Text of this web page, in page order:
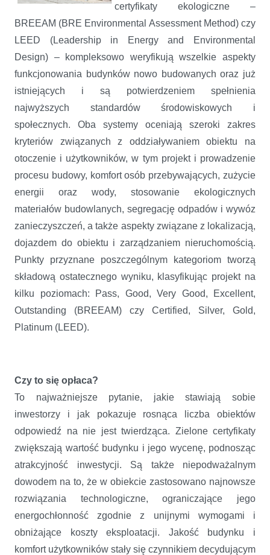
certyfikaty ekologiczne –
BREEAM (BRE Environmental Assessment Method) czy
LEED (Leadership in Energy and Environmental
Design) – kompleksowo weryfikują wszelkie aspekty
funkcjonowania budynków nowo budowanych oraz już
istniejących i są potwierdzeniem spełnienia
najwyższych standardów środowiskowych i
społecznych. Oba systemy oceniają szeroki zakres
kryteriów związanych z oddziaływaniem obiektu na
otoczenie i użytkowników, w tym projekt i prowadzenie
procesu budowy, komfort osób przebywających, zużycie
energii oraz wody, stosowanie ekologicznych
materiałów budowlanych, segregację odpadów i wywóz
zanieczyszczeń, a także aspekty związane z lokalizacją,
dojazdem do obiektu i zarządzaniem nieruchomością.
Punkty przyznane poszczególnym kategoriom tworzą
składową ostatecznego wyniku, klasyfikując projekt na
kilku poziomach: Pass, Good, Very Good, Excellent,
Outstanding (BREEAM) czy Certified, Silver, Gold,
Platinum (LEED).
Czy to się opłaca?
To najważniejsze pytanie, jakie stawiają sobie
inwestorzy i jak pokazuje rosnąca liczba obiektów
odpowiedź na nie jest twierdząca. Zielone certyfikaty
zwiększają wartość budynku i jego wycenę, podnosząc
atrakcyjność inwestycji. Są także niepodważalnym
dowodem na to, że w obiekcie zastosowano najnowsze
rozwiązania technologiczne, ograniczające jego
energochłonność zgodnie z unijnymi wymogami i
obniżające koszty eksploatacji. Jakość budynku i
komfort użytkowników stały się czynnikiem decydującym